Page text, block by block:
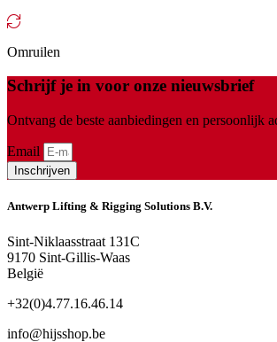
Omruilen
Schrijf je in voor onze nieuwsbrief
Ontvang de beste aanbiedingen en persoonlijk
Email
Inschrijven
Antwerp Lifting & Rigging Solutions B.V.
Sint-Niklaasstraat 131C
9170 Sint-Gillis-Waas
België
+32(0)4.77.16.46.14
info@hijsshop.be